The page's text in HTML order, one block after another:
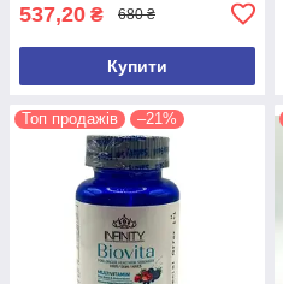
537,20 ₴ 680 ₴
Купити
Топ продажів –21%